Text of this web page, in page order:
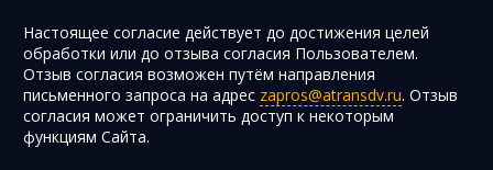
Настоящее согласие действует до достижения целей
обработки или до отзыва согласия Пользователем.
Отзыв согласия возможен путём направления
письменного запроса на адрес zapros@atransdv.ru. Отзыв
согласия может ограничить доступ к некоторым
функциям Сайта.